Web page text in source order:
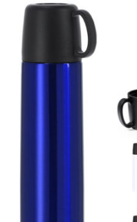
Goodies été
Maison &
Gant de